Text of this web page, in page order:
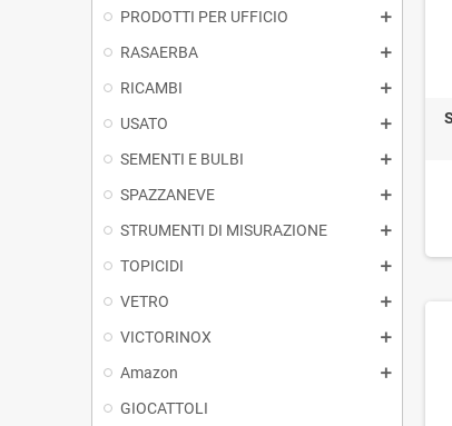
PRODOTTI PER UFFICIO
RASAERBA
RICAMBI
USATO
SEMENTI E BULBI
SPAZZANEVE
STRUMENTI DI MISURAZIONE
TOPICIDI
VETRO
VICTORINOX
Amazon
GIOCATTOLI